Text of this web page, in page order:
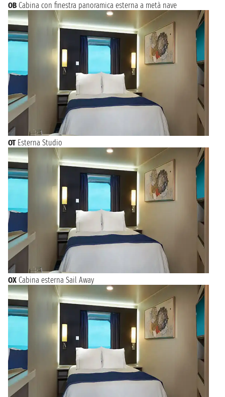
OB Cabina con finestra panoramica esterna a metà nave
OT Esterna Studio
OX Cabina esterna Sail Away